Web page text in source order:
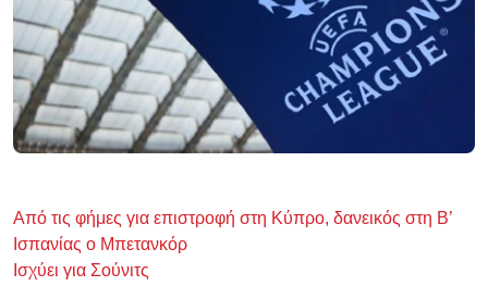
Από τις φήμες για επιστροφή στη Κύπρο, δανεικός στη Β’
Ισπανίας ο Μπετανκόρ
Ισχύει για Σούνιτς